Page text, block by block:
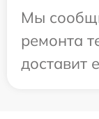
Мы
ремонта
доставит